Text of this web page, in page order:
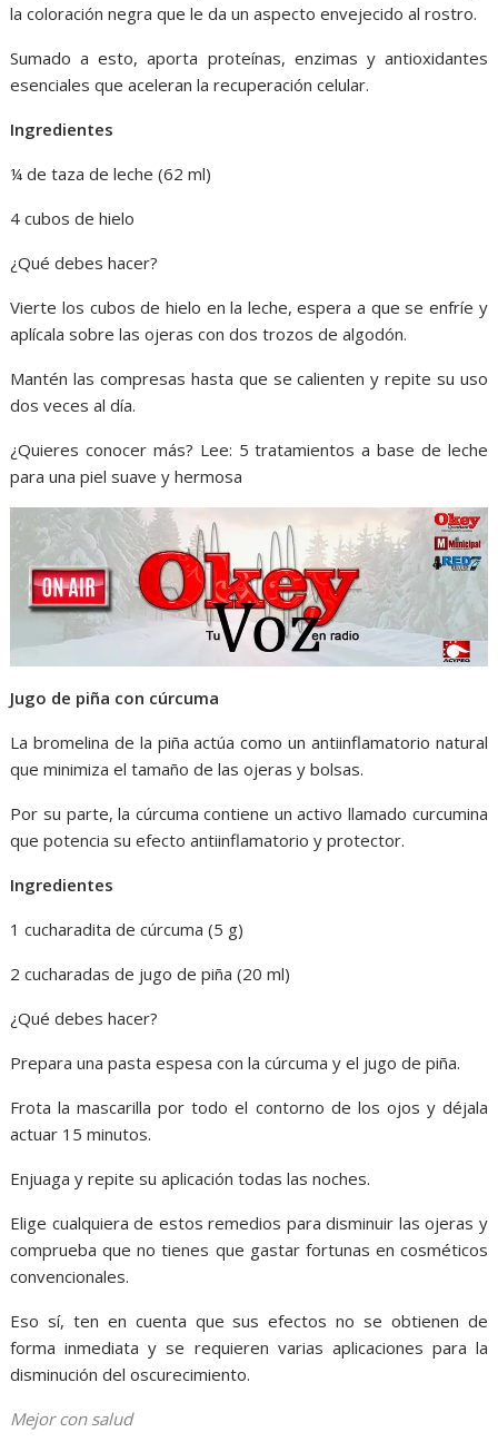
la coloración negra que le da un aspecto envejecido al rostro.
Sumado a esto, aporta proteínas, enzimas y antioxidantes
esenciales que aceleran la recuperación celular.
Ingredientes
¼ de taza de leche (62 ml)
4 cubos de hielo
¿Qué debes hacer?
Vierte los cubos de hielo en la leche, espera a que se enfríe y
aplícala sobre las ojeras con dos trozos de algodón.
Mantén las compresas hasta que se calienten y repite su uso
dos veces al día.
¿Quieres conocer más? Lee: 5 tratamientos a base de leche
para una piel suave y hermosa
Jugo de piña con cúrcuma
La bromelina de la piña actúa como un antiinflamatorio natural
que minimiza el tamaño de las ojeras y bolsas.
Por su parte, la cúrcuma contiene un activo llamado curcumina
que potencia su efecto antiinflamatorio y protector.
Ingredientes
1 cucharadita de cúrcuma (5 g)
2 cucharadas de jugo de piña (20 ml)
¿Qué debes hacer?
Prepara una pasta espesa con la cúrcuma y el jugo de piña.
Frota la mascarilla por todo el contorno de los ojos y déjala
actuar 15 minutos.
Enjuaga y repite su aplicación todas las noches.
Elige cualquiera de estos remedios para disminuir las ojeras y
comprueba que no tienes que gastar fortunas en cosméticos
convencionales.
Eso sí, ten en cuenta que sus efectos no se obtienen de
forma inmediata y se requieren varias aplicaciones para la
disminución del oscurecimiento.
Mejor con salud